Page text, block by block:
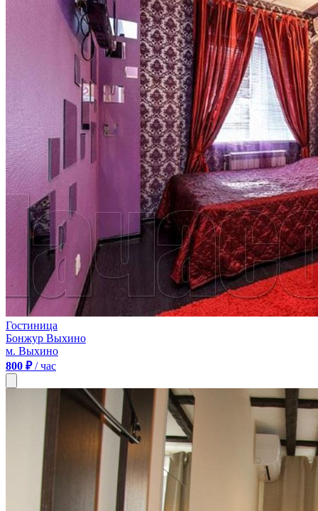
Гостиница
Бонжур Выхино
м. Выхино
800 ₽/ час